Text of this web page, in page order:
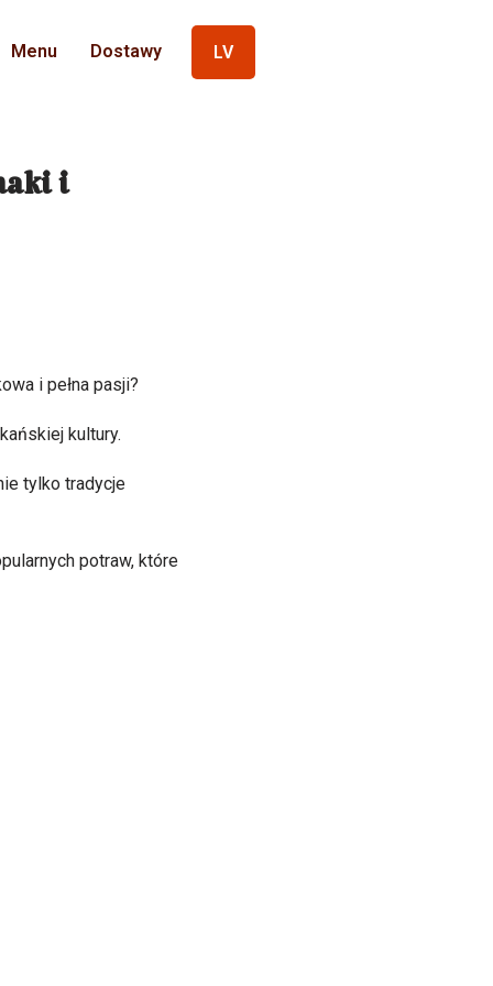
Menu Dostawy LV
i
i pełna pasji?
kultury.
tylko tradycje
potraw, które